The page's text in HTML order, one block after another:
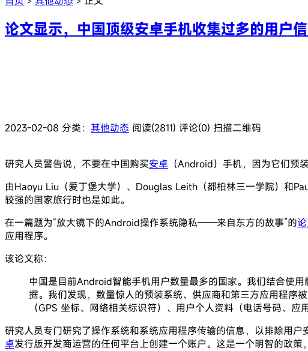
论文显示，中国顶级安卓手机收集过多的用户
2023-02-08 分类： 其他动态 阅读(2811) 评论(0) 扫描二维码
研究人员警告说，不要在中国购买安卓 （Android）手机，因为它们预
由Haoyu Liu（爱丁堡大学）、Douglas Leith（都柏林三一学院）和
较强的国家旅行时也是如此。
在一篇题为“放大镜下的Android操作系统隐私——来自东方的故事”的
应用程序。
该论文称：
中国是目前Android智能手机用户数量最多的国家。我们结合使
据。我们发现，数量惊人的预装系统、供应商和第三方应用程序
（GPS 坐标、网络相关标识符）、用户个人资料（电话号码、
研究人员专门研究了操作系统和系统应用程序传输的信息，以排除用
卓发行版开发商运营的任何平台上创建一个账户。这是一个明智的政策